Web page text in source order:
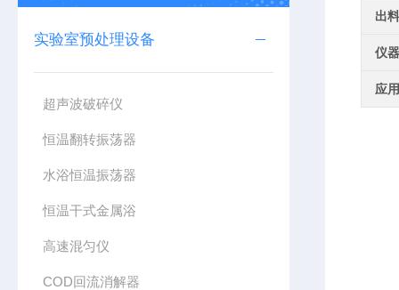
实验室预处理设备
超声波破碎仪
恒温翻转振荡器
水浴恒温振荡器
恒温干式金属浴
高速混匀仪
COD回流消解器
出
仪
应